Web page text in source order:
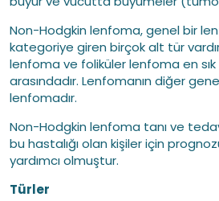
Non-Hodgkin lenfoma, genel bir
kategoriye giren birçok alt tür
lenfoma ve foliküler lenfoma en
arasındadır. Lenfomanın diğer
lenfomadır.
Non-Hodgkin lenfoma tanı ve
bu hastalığı olan kişiler için
yardımcı olmuştur.
Türler